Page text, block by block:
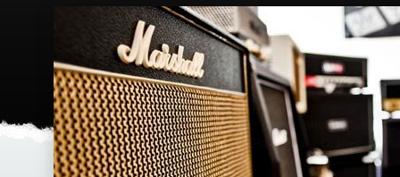
WERKSTATT
PARTNER /